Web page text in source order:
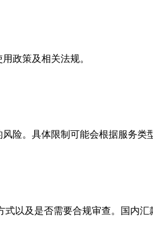
政策及相关法规。
险。具体限制可能会根据服务类
以及是否需要合规审查。国内